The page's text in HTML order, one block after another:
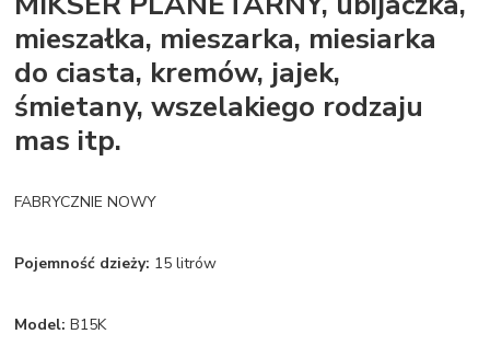
mieszałka, mieszarka, miesiarka
do ciasta, kremów, jajek,
śmietany, wszelakiego rodzaju
mas itp.
FABRYCZNIE NOWY
Pojemność dzieży: 15 litrów
Model: B15K